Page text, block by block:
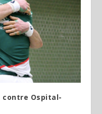
contre Ospital-